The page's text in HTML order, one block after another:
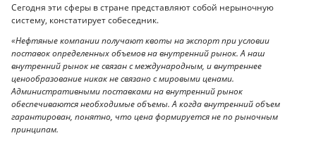
Сегодня эти сферы в стране представляют собой нерыночную
систему, констатирует собеседник.
«Нефтяные компании получают квоты на экспорт при условии
поставок определенных объемов на внутренний рынок. А наш
внутренний рынок не связан с международным, и внутреннее
ценообразование никак не связано с мировыми ценами.
Административными поставками на внутренний рынок
обеспечиваются необходимые объемы. А когда внутренний объем
гарантирован, понятно, что цена формируется не по рыночным
принципам.